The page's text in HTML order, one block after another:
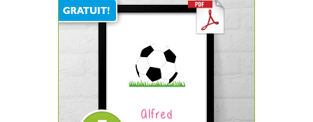
Alfred